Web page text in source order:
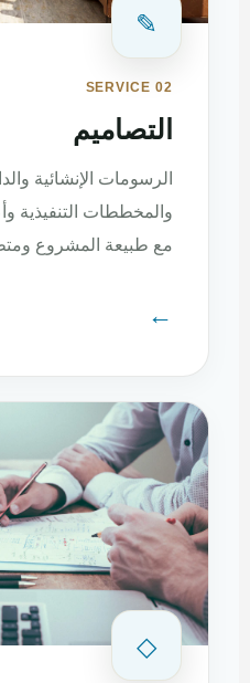
✎
SERVICE 02
التصاميم
الرسومات الإنشائية
والمخططات التنفيذية
مع طبيعة المشروع
←
◇